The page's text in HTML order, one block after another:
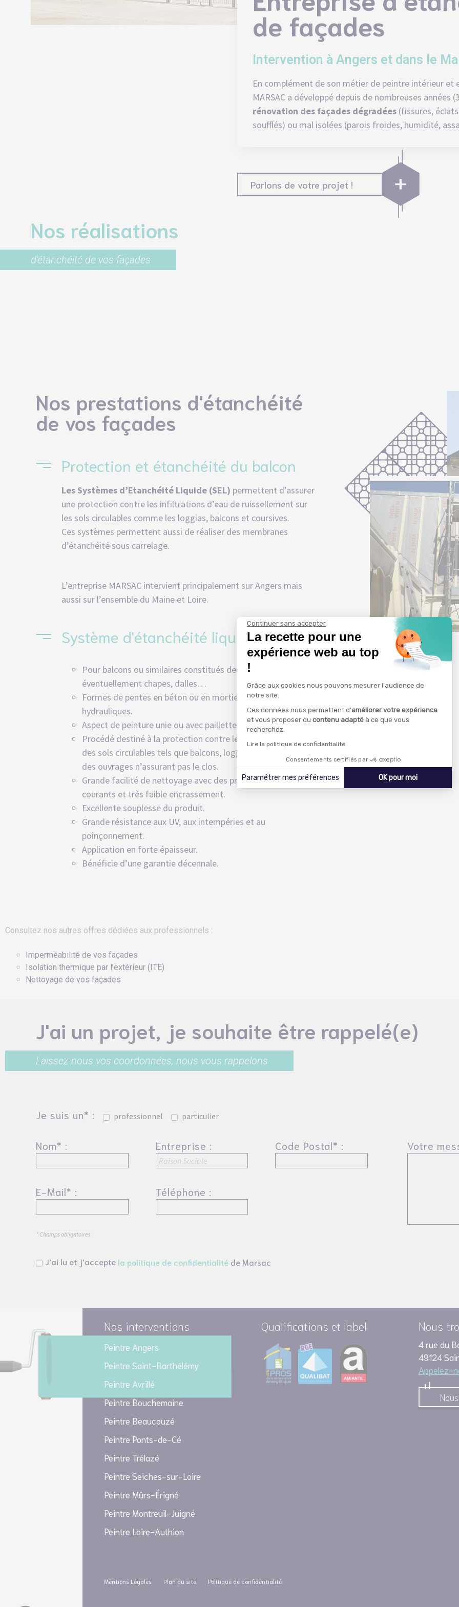
Continuer sans accepter
La recette pour une
expérience web au top
!
Grâce aux cookies nous pouvons mesurer l'audience de
notre site.
Ces données nous permettent d'améliorer votre expérience
et vous proposer du contenu adapté à ce que vous
recherchez.
Lire la politique de confidentialité
Consentements certifiés par
Paramétrer mes préférences OK pour moi
Notre plateforme vous permet d'adapter et de gérer
de façades
Intervention à Angers et dans le
En complément de son métier de peintre intérieur et
MARSAC a développé depuis de nombreuses années
rénovation des façades dégradées(fissures,
soufflés) ou mal isolées (parois froides, humidité,
Parlons de votre projet !
Nos réalisations
d'étanchéité de vos façades
Façade Professionnels –
Professionnels – Ravalement de façades
Nos prestations d'étanchéité
de vos façades
Protection et étanchéité du balcon
Les Systèmes d’Etanchéité Liquide (SEL) permettent d’assurer
une protection contre les infiltrations d’eau de ruissellement sur
les sols circulables comme les loggias, balcons et coursives.
Ces systèmes permettent aussi de réaliser des membranes
d’étanchéité sous carrelage.
L’entreprise MARSAC intervient principalement sur Angers mais
aussi sur l’ensemble du Maine et Loire.
Système d'étanchéité liquide
Pour balcons ou similaires constitués de dalles béton avec
éventuellement chapes, dalles…
Formes de pentes en béton ou en mortier de liants
hydrauliques.
Aspect de peinture unie ou avec paillettes décoratives.
Procédé destiné à la protection contre les pénétrations d’eau
des sols circulables tels que balcons, loggias, coursives pour
des ouvrages n’assurant pas le clos.
Grande facilité de nettoyage avec des produits ménages
courants et très faible encrassement.
Excellente souplesse du produit.
Grande résistance aux UV, aux intempéries et au
poinçonnement.
Application en forte épaisseur.
Bénéficie d’une garantie décennale.
Consultez nos autres offres dédiées aux professionnels :
Imperméabilité de vos façades
Isolation thermique par l’extérieur (ITE)
Nettoyage de vos façades
J'ai un projet, je souhaite être rappelé(e)
Laissez-nous vos coordonnées, nous vous rappelons
Je suis un* : professionnel particulier
Nom* : Entreprise : Code Postal* :
E-Mail* : Téléphone :
* Champs obligatoires
J’ai lu et j’accepte la politique de confidentialité de Marsac
Votre
Nos interventions
Peintre Angers
Peintre Saint-Barthélémy
Peintre Avrillé
Peintre Bouchemaine
Peintre Beaucouzé
Peintre Ponts-de-Cé
Peintre Trélazé
Peintre Seiches-sur-Loire
Peintre Mûrs-Érigné
Peintre Montreuil-Juigné
Peintre Loire-Authion
Qualifications et label Nous
4 rue du
49124
Appelez-
Mentions Légales Plan du site Politique de confidentialité